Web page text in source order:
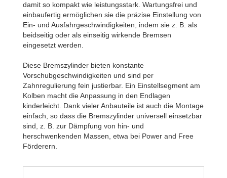
damit so kompakt wie leistungsstark. Wartungsfrei und
einbaufertig ermöglichen sie die präzise Einstellung von
Ein- und Ausfahrgeschwindigkeiten, indem sie z. B. als
beidseitig oder als einseitig wirkende Bremsen
eingesetzt werden.
Diese Bremszylinder bieten konstante
Vorschubgeschwindigkeiten und sind per
Zahnregulierung fein justierbar. Ein Einstellsegment am
Kolben macht die Anpassung in den Endlagen
kinderleicht. Dank vieler Anbauteile ist auch die Montage
einfach, so dass die Bremszylinder universell einsetzbar
sind, z. B. zur Dämpfung von hin- und
herschwenkenden Massen, etwa bei Power and Free
Förderern.